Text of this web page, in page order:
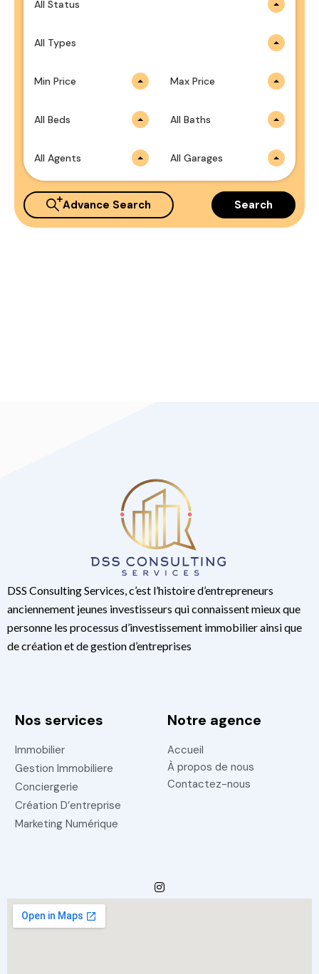
All Status
All Types
Min Price Max Price
All Beds All Baths
All Agents All Garages
Advance Search Search
DSS Consulting Services, c’est l’histoire d’entrepreneurs
anciennement jeunes investisseurs qui connaissent mieux que
personne les processus d’investissement immobilier ainsi que
de création et de gestion d’entreprises
Nos services
Immobilier
Gestion Immobiliere
Conciergerie
Création D’entreprise
Marketing Numérique
Notre agence
Accueil
À propos de nous
Contactez-nous